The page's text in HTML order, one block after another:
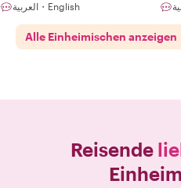
العربية・English
Alle Einheimischen anzeigen
Reisende